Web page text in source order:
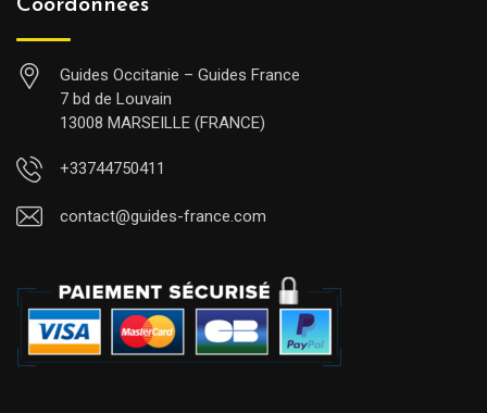
Coordonnées
Guides Occitanie – Guides France
7 bd de Louvain
13008 MARSEILLE (FRANCE)
+33744750411
contact@guides-france.com